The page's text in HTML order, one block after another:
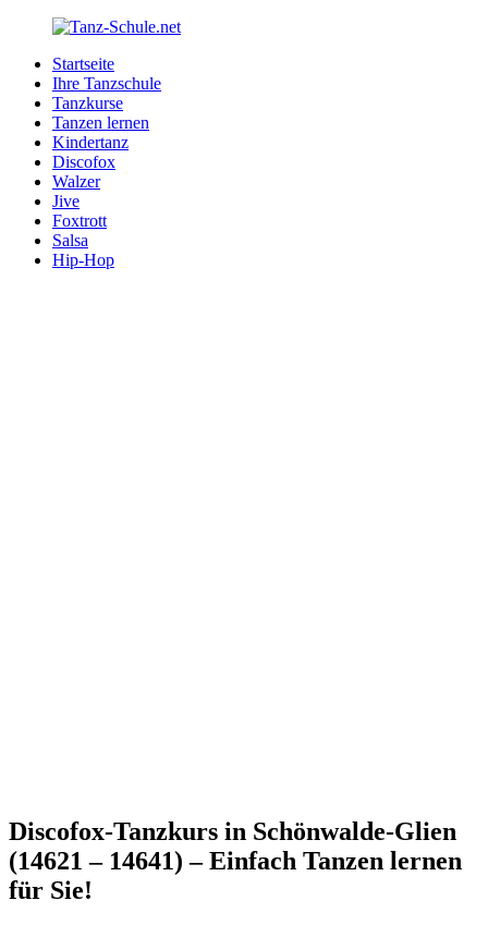
Zurück
Inhalt
Tanz-
Schule.net
Ihre
Tanzschule
Internet
Startseite
Ihre Tanzschule
Tanzkurse
Tanzen lernen
Kindertanz
Discofox
Walzer
Jive
Foxtrott
Salsa
Hip-Hop
Discofox-Tanzkurs in Schönwalde-Glien
(14621 – 14641) – Einfach Tanzen lernen
für Sie!